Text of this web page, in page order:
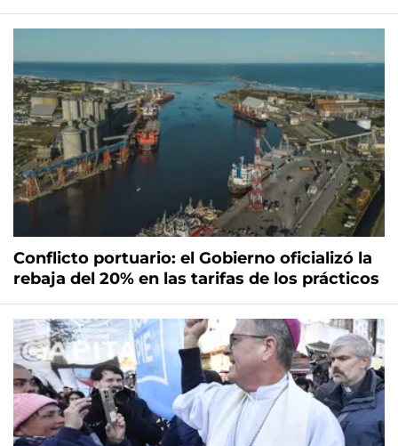
Conflicto portuario: el Gobierno oficializó la
rebaja del 20% en las tarifas de los prácticos